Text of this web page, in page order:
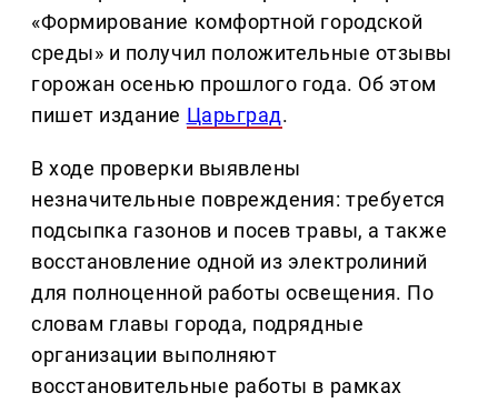
«Формирование комфортной городской
среды» и получил положительные отзывы
горожан осенью прошлого года. Об этом
пишет издание Царьград.
В ходе проверки выявлены
незначительные повреждения: требуется
подсыпка газонов и посев травы, а также
восстановление одной из электролиний
для полноценной работы освещения. По
словам главы города, подрядные
организации выполняют
восстановительные работы в рамках